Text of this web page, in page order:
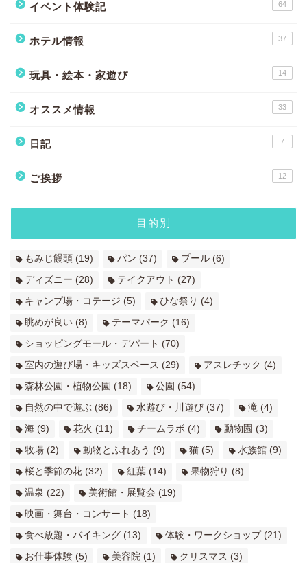
イベント体験記 64
ホテル情報 37
玩具・絵本・家遊び 14
オススメ情報 33
日記 7
ご挨拶 12
目的別
もみじ饅頭 (19) パン (37) プール (6)
ディズニー (28) テイクアウト (27)
キャンプ場・コテージ (5) ひな祭り (4)
眺めが良い (8) テーマパーク (16)
ショッピングモール・デパート (70)
室内の遊び場・キッズスペース (29) アスレチック (4)
森林公園・植物公園 (18) 公園 (54)
自然の中で遊ぶ (86) 水遊び・川遊び (37) 滝 (4)
海 (9) 花火 (11) チームラボ (4) 動物園 (3)
牧場 (2) 動物とふれあう (9) 猫 (5) 水族館 (9)
桜と季節の花 (32) 紅葉 (14) 果物狩り (8)
温泉 (22) 美術館・展覧会 (19)
映画・舞台・コンサート (18)
食べ放題・バイキング (13) 体験・ワークショップ (21)
お仕事体験 (5) 美容院 (1) クリスマス (3)